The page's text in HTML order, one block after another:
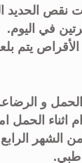
نقص الحديد
في اليوم.
يتم
الحمل و
اثناء الحمل
الشهر
طبي.